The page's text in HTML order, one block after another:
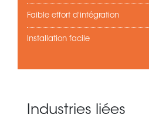
Faible effort d'intégration
Installation facile
Industries liées